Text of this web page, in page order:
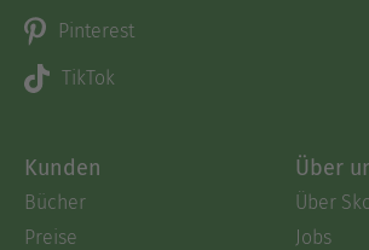
Pinterest
TikTok
Kunden
Bücher
Preise
Über
Über
Jobs